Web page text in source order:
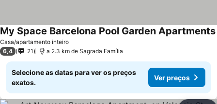
Casa/apartamento inteiro
My Space Barcelona Pool Garden Apartments
6,4 21 a 2.3 km de Sagrada Família
Selecione as datas para ver os preços
exatos.
Ver preços